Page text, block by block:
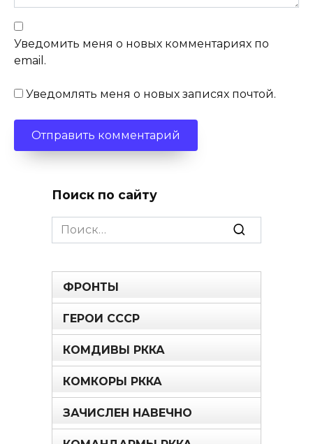
Уведомить меня о новых комментариях по
email.
Уведомлять меня о новых записях почтой.
Поиск по сайту
Search
for:
ФРОНТЫ
ГЕРОИ СССР
КОМДИВЫ РККА
КОМКОРЫ РККА
ЗАЧИСЛЕН НАВЕЧНО